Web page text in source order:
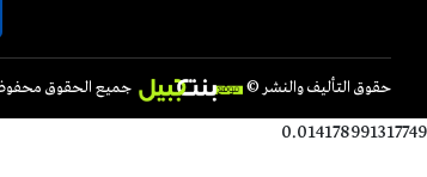
حقوق التأليف والنشر © جميع الحقوق
0.014178991317749